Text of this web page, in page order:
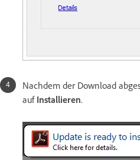
Nachdem der Download
auf Installieren.